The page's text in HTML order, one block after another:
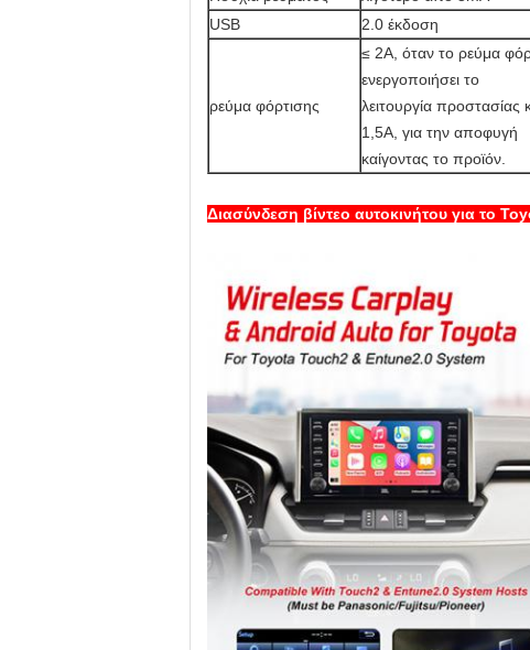
USB
2.0 έκδοση
ρεύμα φόρτισης
≤ 2A, όταν το ρεύμα
ενεργοποιήσει το
λειτουργία
1,5A, για την αποφυγή
καίγοντας το προϊόν.
Διασύνδεση βίντεο αυτοκινήτου για το